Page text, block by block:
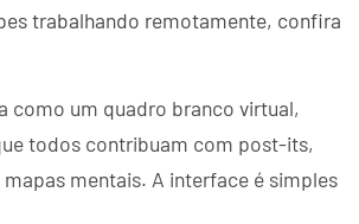
trabalhando remotamente, confira
como um quadro branco virtual,
todos contribuam com post-its,
mapas mentais. A interface é simples